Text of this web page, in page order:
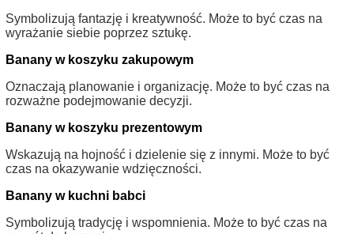
Symbolizują fantazję i kreatywność. Może to być czas na
wyrażanie siebie poprzez sztukę.
Banany w koszyku zakupowym
Oznaczają planowanie i organizację. Może to być czas na
rozważne podejmowanie decyzji.
Banany w koszyku prezentowym
Wskazują na hojność i dzielenie się z innymi. Może to być
czas na okazywanie wdzięczności.
Banany w kuchni babci
Symbolizują tradycję i wspomnienia. Może to być czas na